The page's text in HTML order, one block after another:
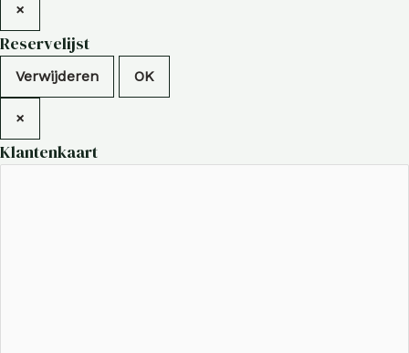
×
Reservelijst
Verwijderen OK
×
Klantenkaart